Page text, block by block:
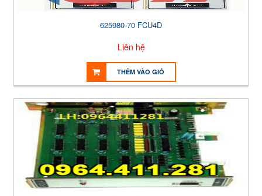
625980-70 FCU4D
Liên hệ
THÊM VÀO GIỎ